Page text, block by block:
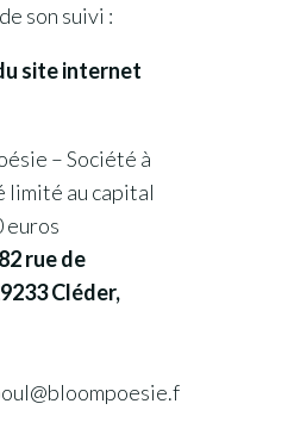
son suivi :
site internet
– Société à
limité au capital
euros
rue de
Cléder,